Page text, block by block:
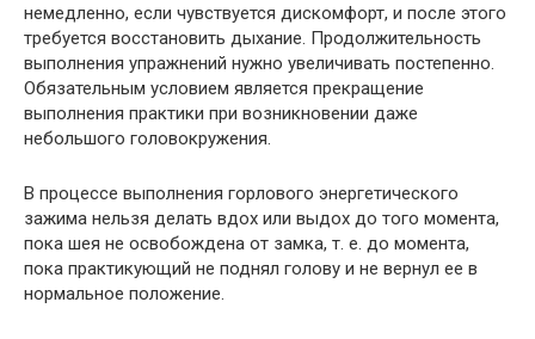
немедленно, если чувствуется дискомфорт, и после этого
требуется восстановить дыхание. Продолжительность
выполнения упражнений нужно увеличивать постепенно.
Обязательным условием является прекращение
выполнения практики при возникновении даже
небольшого головокружения.
В процессе выполнения горлового энергетического
зажима нельзя делать вдох или выдох до того момента,
пока шея не освобождена от замка, т. е. до момента,
пока практикующий не поднял голову и не вернул ее в
нормальное положение.